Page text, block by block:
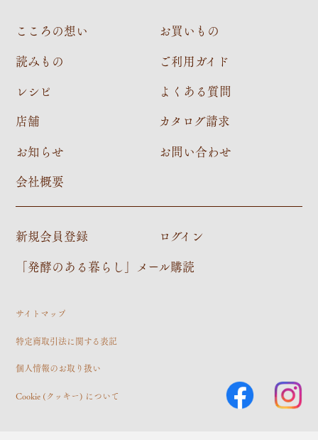
こころの想い
読みもの
レシピ
店舗
お知らせ
会社概要
お買いもの
ご利用ガイド
よくある質問
カタログ請求
お問い合わせ
新規会員登録
ログイン
「発酵のある暮らし」メール購読
サイトマップ
特定商取引法に関する表記
個人情報のお取り扱い
Cookie (クッキー) について